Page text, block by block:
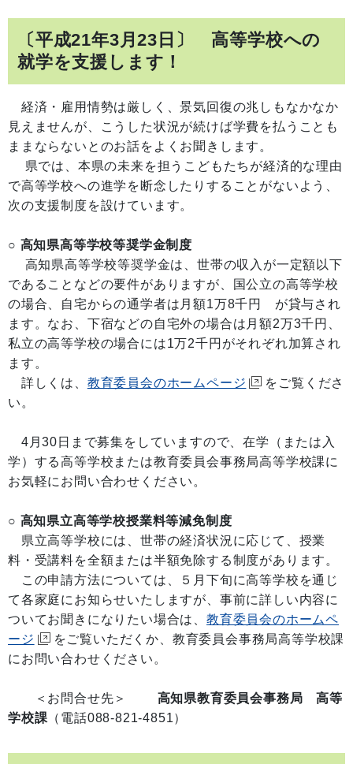
〔平成21年3月23日〕 高等学校への
就学を支援します！
経済・雇用情勢は厳しく、景気回復の兆しもなかなか
見えませんが、こうした状況が続けば学費を払うことも
ままならないとのお話をよくお聞きします。
県では、本県の未来を担うこどもたちが経済的な理由
で高等学校への進学を断念したりすることがないよう、
次の支援制度を設けています。
○ 高知県高等学校等奨学金制度
高知県高等学校等奨学金は、世帯の収入が一定額以下
であることなどの要件がありますが、国公立の高等学校
の場合、自宅からの通学者は月額1万8千円 が貸与され
ます。なお、下宿などの自宅外の場合は月額2万3千円、
私立の高等学校の場合には1万2千円がそれぞれ加算され
ます。
詳しくは、 教育委員会のホームページ
をご覧くださ
い。
4月30日まで募集をしていますので、在学（または入
学）する高等学校または教育委員会事務局高等学校課に
お気軽にお問い合わせください。
○ 高知県立高等学校授業料等減免制度
県立高等学校には、世帯の経済状況に応じて、授業
料・受講料を全額または半額免除する制度があります。
この申請方法については、５月下旬に高等学校を通じ
て各家庭にお知らせいたしますが、事前に詳しい内容に
ついてお聞きになりたい場合は、 教育委員会のホームペ
ージ
をご覧いただくか、教育委員会事務局高等学校課
にお問い合わせください。
＜お問合せ先＞ 高知県教育委員会事務局 高等
学校課 （電話088-821-4851）